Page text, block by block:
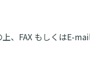
、FAX もしくはE-